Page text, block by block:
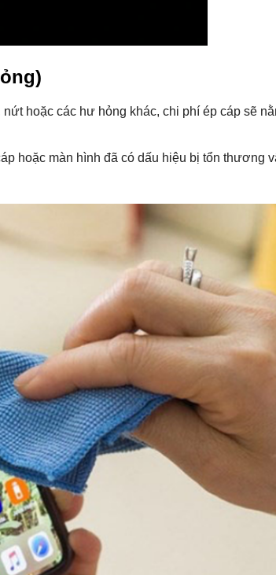
hoặc các hư hỏng khác, chi phí ép cáp sẽ
hoặc màn hình đã có dấu hiệu bị tổn thương